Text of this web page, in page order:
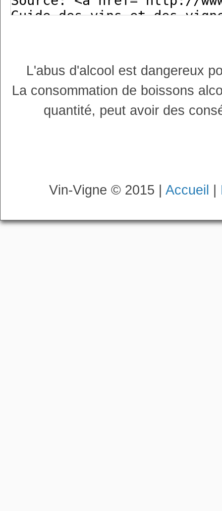
L'abus d'alcool est dangereux
La consommation de boissons
quantité, peut avoir des
Vin-Vigne © 2015 | Accueil